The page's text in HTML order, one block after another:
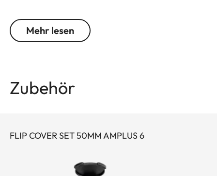
fach Zoom, die große Austrittspupille und das weite
Sehfeld aus. Die robuste Bauweise prädestiniert
Funktionselemente sorgt im entscheidenden
Mehr lesen
Zubehör
FLIP COVER SET 50MM AMPLUS 6